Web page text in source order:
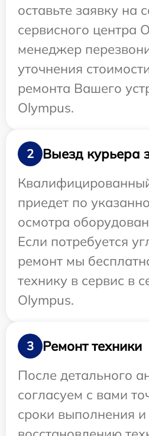
оставьте заявку на
сервисного центра
менеджер
уточнения
ремонта Вашего
Olympus.
2
Выезд курьера
приедет по
осмотра
Если потребуется
ремонт мы
технику в сервис в
Olympus.
3
Ремонт техники
После детального
согласуем с вами
сроки выполнения